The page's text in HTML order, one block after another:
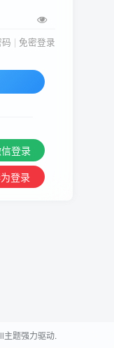
| 免密登录
登录
登录
主题强力驱动.